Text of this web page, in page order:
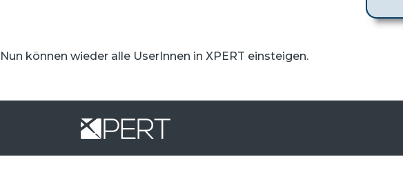
Nun können wieder alle UserInnen in XPERT einsteigen.